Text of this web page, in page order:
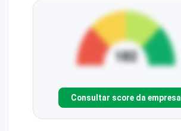
Consultar score da empresa